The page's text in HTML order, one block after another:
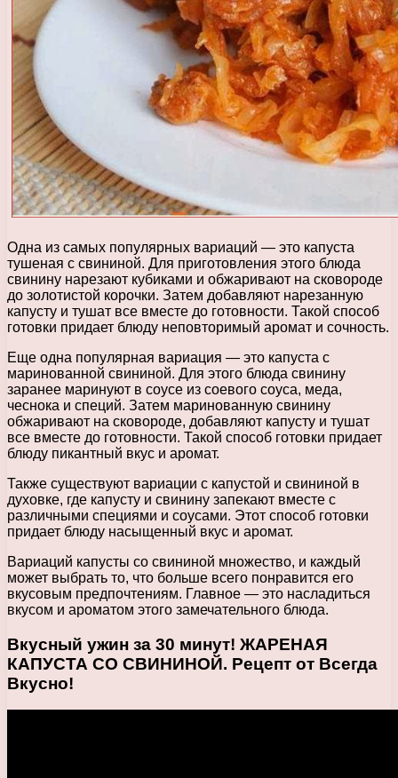
Одна из самых популярных вариаций — это капуста
тушеная с свининой. Для приготовления этого блюда
свинину нарезают кубиками и обжаривают на сковороде
до золотистой корочки. Затем добавляют нарезанную
капусту и тушат все вместе до готовности. Такой способ
готовки придает блюду неповторимый аромат и сочность.
Еще одна популярная вариация — это капуста с
маринованной свининой. Для этого блюда свинину
заранее маринуют в соусе из соевого соуса, меда,
чеснока и специй. Затем маринованную свинину
обжаривают на сковороде, добавляют капусту и тушат
все вместе до готовности. Такой способ готовки придает
блюду пикантный вкус и аромат.
Также существуют вариации с капустой и свининой в
духовке, где капусту и свинину запекают вместе с
различными специями и соусами. Этот способ готовки
придает блюду насыщенный вкус и аромат.
Вариаций капусты со свининой множество, и каждый
может выбрать то, что больше всего понравится его
вкусовым предпочтениям. Главное — это насладиться
вкусом и ароматом этого замечательного блюда.
Вкусный ужин за 30 минут! ЖАРЕНАЯ
КАПУСТА СО СВИНИНОЙ. Рецепт от Всегда
Вкусно!